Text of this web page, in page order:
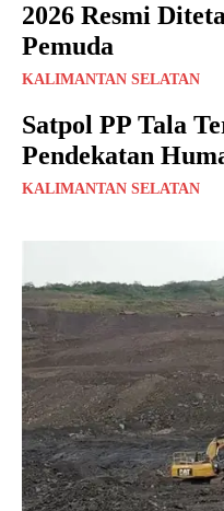
2026 Resmi
Pemuda
KALIMANTAN SELATAN
Satpol PP Tala
Pendekatan
KALIMANTAN SELATAN